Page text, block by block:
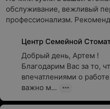
обслуживание, вежливый
профессионализм.
Центр Семейной
Добрый день, Артем !
Благодарим Вас за то,
впечатлениями о
важно м...